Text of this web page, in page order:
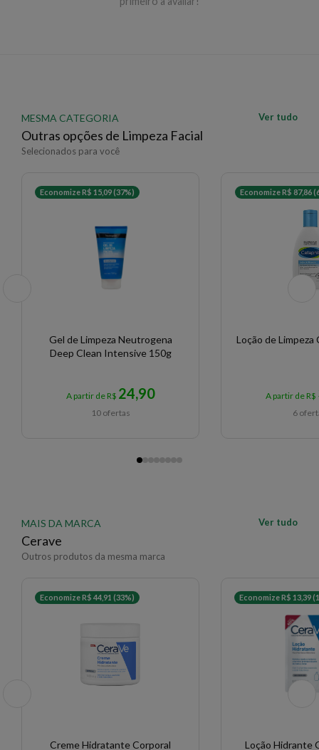
EAN: 7899706172745 - 775
MESMA CATEGORIA
Outras opções de Limpeza Facial
Selecionados para você
Ver tudo
Economize R$ 15,09 (37%)
Gel de Limpeza Neutrogena
Deep Clean Intensive 150g
A partir de R$ 24,90
10 ofertas
Economize R$ 87,86
Loção de
A partir de R$
6
MAIS DA MARCA
Cerave
Outros produtos da mesma marca
Ver tudo
Economize R$ 44,91 (33%)
Creme Hidratante Corporal
Economize R$ 13,39
Loção Hidrante